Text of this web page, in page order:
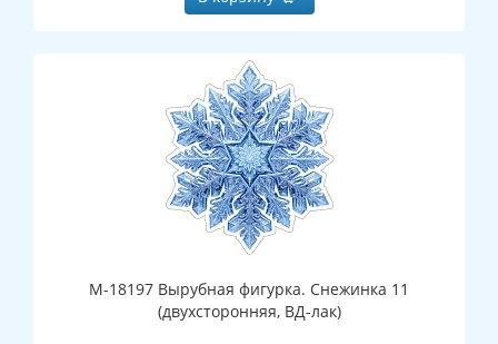
М-18197 Вырубная фигурка. Снежинка 11
(двухсторонняя, ВД-лак)